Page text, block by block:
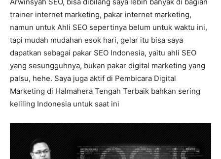
trainer internet marketing, pakar internet marketing,
namun untuk Ahli SEO sepertinya belum untuk waktu ini,
tapi mudah mudahan esok hari, gelar itu bisa saya
dapatkan sebagai pakar SEO Indonesia, yaitu ahli SEO
yang sesungguhnya, bukan pakar digital marketing yang
palsu, hehe. Saya juga aktif di Pembicara Digital
Marketing di Halmahera Tengah Terbaik bahkan sering
keliling Indonesia untuk saat ini